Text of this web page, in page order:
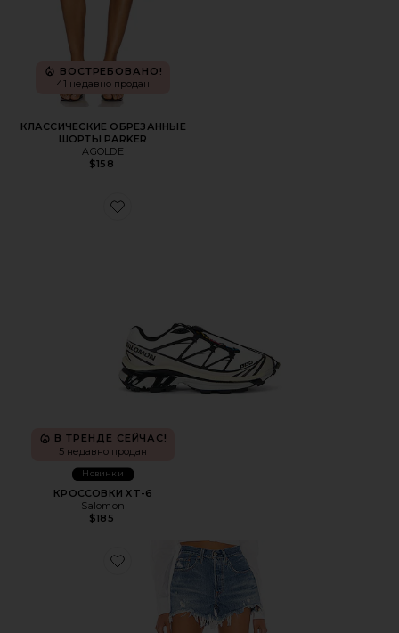
ВОСТРЕБОВАНО!
41 недавно продан
КЛАССИЧЕСКИЕ ОБРЕЗАННЫЕ
ШОРТЫ PARKER
AGOLDE
$158
Favorite КРОССОВКИ XT-6
В ТРЕНДЕ СЕЙЧАС!
5 недавно продан
Новинки
КРОССОВКИ XT-6
Salomon
$185
Favorite ДЖИНСОВЫЕ ШОРТЫ 501 ORIGINAL